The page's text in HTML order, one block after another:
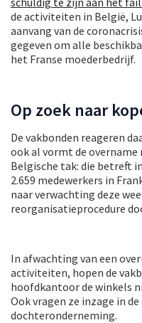
de activiteiten in België,
aanvang van de
gegeven om alle
het Franse moederbedrijf.
Op zoek naar
De vakbonden reageren
ook al vormt de
Belgische tak: die betreft
2.659 medewerkers in
naar verwachting deze
reorganisatieprocedure
In afwachting van een
activiteiten, hopen de
hoofdkantoor de winkels
Ook vragen ze inzage in
dochteronderneming.